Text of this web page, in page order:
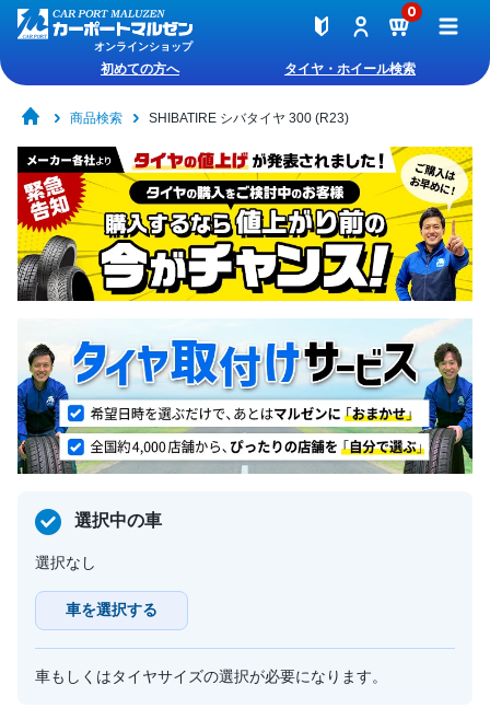
オンラインショップ
0
初めての方へ タイヤ・ホイール検索
商品検索 SHIBATIRE シバタイヤ 300 (R23)
選択中の車
選択なし
車を選択する
車もしくはタイヤサイズの選択が必要になります。